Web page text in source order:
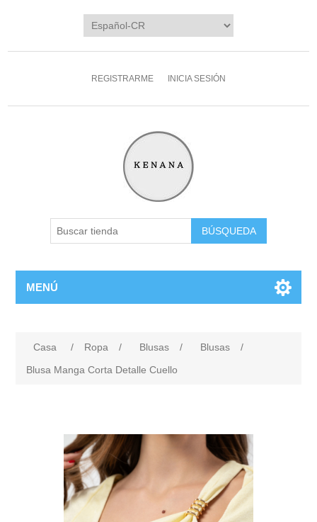
REGISTRARME INICIA SESIÓN
MENÚ
Casa / Ropa / Blusas / Blusas
/
Blusa Manga Corta Detalle Cuello